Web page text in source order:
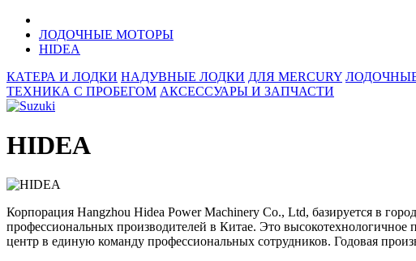
ЛОДОЧНЫЕ МОТОРЫ
HIDEA
КАТЕРА И ЛОДКИ НАДУВНЫЕ ЛОДКИ ДЛЯ MERCURY
ТЕХНИКА С ПРОБЕГОМ АКСЕССУАРЫ И ЗАПЧАСТИ
HIDEA
Корпорация Hangzhou Hidea Power Machinery Co., Ltd, базируется в
профессиональных производителей в Китае. Это
центр в единую команду профессиональных сотрудников. Годовая